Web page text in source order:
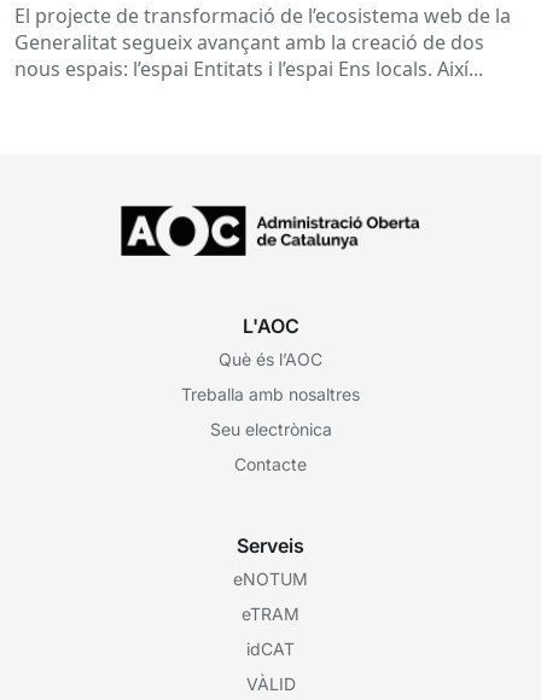
El projecte de transformació de l’ecosistema web de la
Generalitat segueix avançant amb la creació de dos
nous espais: l’espai Entitats i l’espai Ens locals. Així...
L'AOC
Què és l’AOC
Treballa amb nosaltres
Seu electrònica
Contacte
Serveis
eNOTUM
eTRAM
idCAT
VÀLID